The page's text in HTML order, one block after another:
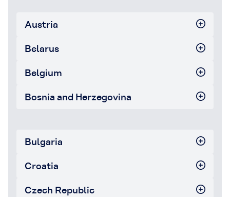
Austria
Belarus
Belgium
Bosnia and Herzegovina
Bulgaria
Croatia
Czech Republic